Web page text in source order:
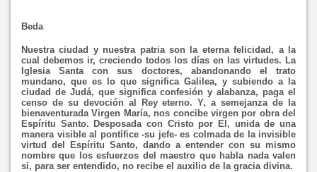
Beda
Nuestra ciudad y nuestra patria son la eterna felicidad, a la
cual debemos ir, creciendo todos los días en las virtudes. La
Iglesia Santa con sus doctores, abandonando el trato
mundano, que es lo que significa Galilea, y subiendo a la
ciudad de Judá, que significa confesión y alabanza, paga el
censo de su devoción al Rey eterno. Y, a semejanza de la
bienaventurada Virgen María, nos concibe virgen por obra del
Espíritu Santo. Desposada con Cristo por El, unida de una
manera visible al pontífice -su jefe- es colmada de la invisible
virtud del Espíritu Santo, dando a entender con su mismo
nombre que los esfuerzos del maestro que habla nada valen
si, para ser entendido, no recibe el auxilio de la gracia divina.